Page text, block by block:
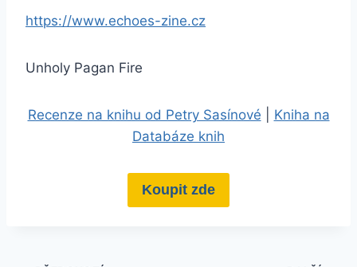
https://www.echoes-zine.cz
Unholy Pagan Fire
Recenze na knihu od Petry Sasínové
Kniha na
Databáze knih
Koupit zde